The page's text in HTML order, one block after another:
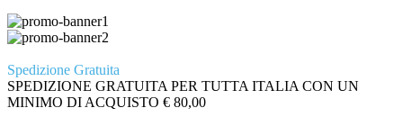
Spedizione Gratuita
SPEDIZIONE GRATUITA PER TUTTA ITALIA CON UN
MINIMO DI ACQUISTO € 80,00